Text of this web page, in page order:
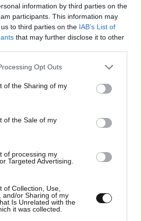
information by third parties on the
participants. This information may
to third parties on the IAB’s List of
that may further disclose it to other
website/app uses one or more Google
or usage behaviour. You may click to
to Google and its third-party tags to
specified purposes in below Google
Opt Outs
of the Sharing of my
of the Sale of my
of processing my
Targeted Advertising.
of Collection, Use,
and/or Sharing of my
Is Unrelated with the
it was collected.
που θα καταγράφει όσους έχουν